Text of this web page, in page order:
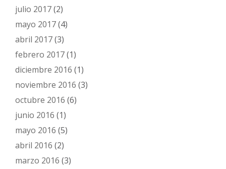
julio 2017(2)
mayo 2017(4)
abril 2017(3)
febrero 2017(1)
diciembre 2016 (1)
noviembre 2016 (3)
octubre 2016 (6)
junio 2016 (1)
mayo 2016 (5)
abril 2016 (2)
marzo 2016 (3)